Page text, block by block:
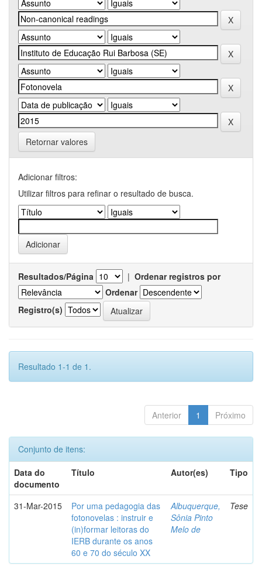
Retornar valores
Adicionar filtros:
Utilizar filtros para refinar o resultado de busca.
Resultados/Página | Ordenar registros por
Ordenar
Registro(s)
Resultado 1-1 de 1.
Anterior 1 Próximo
Conjunto de itens:
Data do
documento
Título Autor(es) Tipo
31-Mar-2015
Por uma pedagogia das
fotonovelas : instruir e
(in)formar leitoras do
IERB durante os anos
60 e 70 do século XX
Albuquerque,
Sônia Pinto
Melo de
Tese